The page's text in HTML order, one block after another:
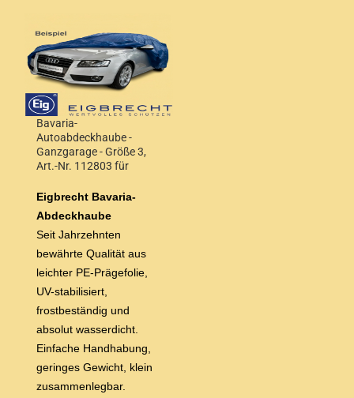
Bavaria-
Autoabdeckhaube -
Ganzgarage - Größe 3,
Art.-Nr. 112803 für
4,20 m Wagenlänge
Eigbrecht Bavaria-
Abdeckhaube
Seit Jahrzehnten
bewährte Qualität aus
leichter PE-Prägefolie,
UV-stabilisiert,
frostbeständig und
absolut wasserdicht.
Einfache Handhabung,
geringes Gewicht, klein
zusammenlegbar.